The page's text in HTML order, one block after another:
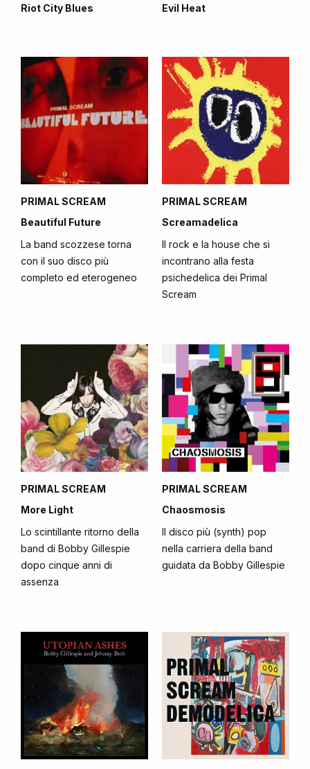
Riot City Blues Evil Heat
PRIMAL SCREAM
Beautiful Future
La band scozzese torna
con il suo disco più
completo ed eterogeneo
PRIMAL SCREAM
Screamadelica
Il rock e la house che si
incontrano alla festa
psichedelica dei Primal
Scream
PRIMAL SCREAM
More Light
Lo scintillante ritorno della
band di Bobby Gillespie
dopo cinque anni di
assenza
PRIMAL SCREAM
Chaosmosis
Il disco più (synth) pop
nella carriera della band
guidata da Bobby Gillespie